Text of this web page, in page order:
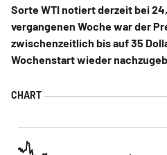
Sorte WTI notiert derzeit bei
vergangenen Woche war der
zwischenzeitlich bis auf 35
Wochenstart wieder